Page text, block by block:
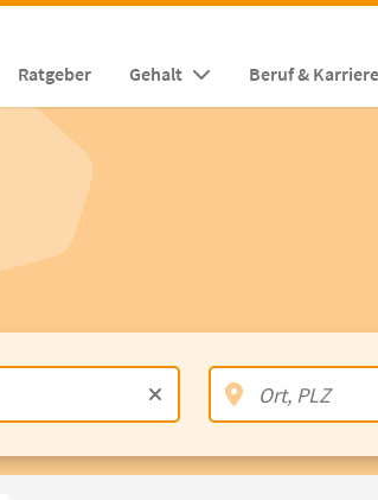
Ratgeber Gehalt Beruf & Karriere